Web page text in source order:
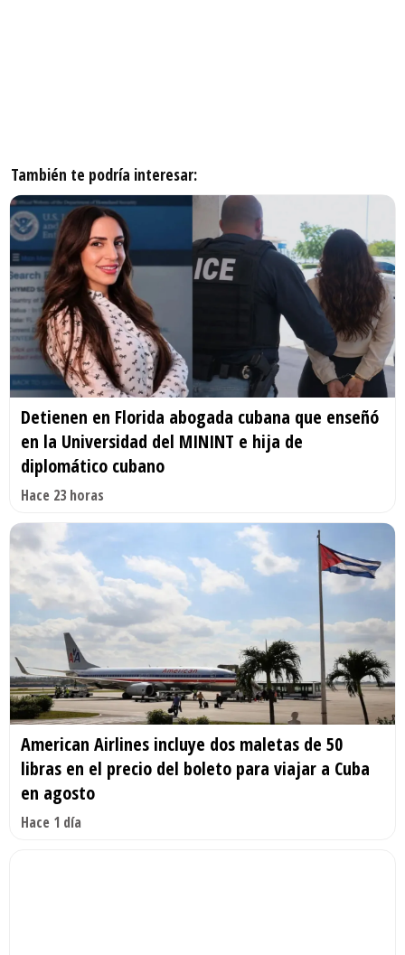
También te podría interesar:
Detienen en Florida abogada cubana que enseñó
en la Universidad del MININT e hija de
diplomático cubano
Hace 23 horas
American Airlines incluye dos maletas de 50
libras en el precio del boleto para viajar a Cuba
en agosto
Hace 1 día